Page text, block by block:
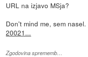
URL na izjavo MSja?
Don't mind me, sem nasel.
20021...
Zgodovina sprememb…